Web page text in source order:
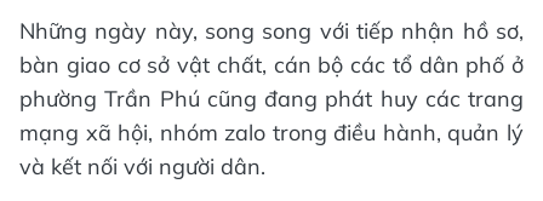
Những ngày này, song song với tiếp nhận hồ sơ,
bàn giao cơ sở vật chất, cán bộ các tổ dân phố ở
phường Trần Phú cũng đang phát huy các trang
mạng xã hội, nhóm zalo trong điều hành, quản lý
và kết nối với người dân.